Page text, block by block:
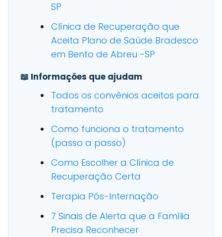
SP
Clínica de Recuperação que
Aceita Plano de Saúde Bradesco
em Bento de Abreu -SP
📖 Informações que ajudam
Todos os convênios aceitos para
tratamento
Como funciona o tratamento
(passo a passo)
Como Escolher a Clínica de
Recuperação Certa
Terapia Pós-Internação
7 Sinais de Alerta que a Família
Precisa Reconhecer